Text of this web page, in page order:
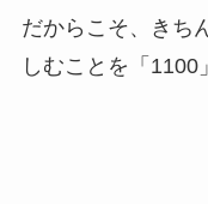
だからこそ、きち
しむことを「1100